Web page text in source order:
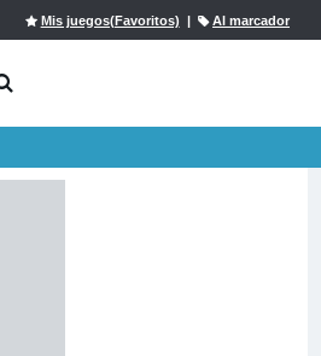
Mis juegos(Favoritos) | Al marcador